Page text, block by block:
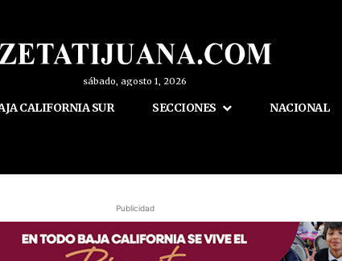
sábado, agosto 1, 2026
CALIFORNIA SUR SECCIONES NACIONAL
Publicidad